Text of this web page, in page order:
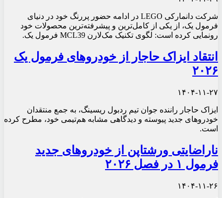
شرکت دانمارکی LEGO در ادامه حضور پررنگ خود در دنیای
فرمول یک، از یکی از کامل‌ترین و پیشرفته‌ترین محصولات خود
رونمایی کرده است: لگوی تکنیک مک‌لارن MCL39 فرمول یک.
انتقاد ایزاک حاجار از خودروهای فرمول یک
۲۰۲۶
۱۴۰۴-۱۱-۲۷
ایزاک حاجار راننده جوان تیم ردبول ریسینگ، به جمع منتقدان
خودروهای جدید پیوسته و دیدگاهی مشابه هم‌تیمی خود، مطرح کرده
است.
ناراضایتی ورشتاپن از خودروهای جدید
فرمول ۱ در فصل ۲۰۲۶
۱۴۰۴-۱۱-۲۶